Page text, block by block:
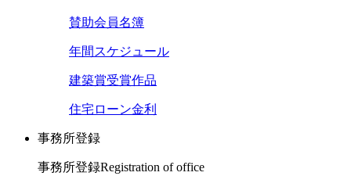
賛助会員名簿
年間スケジュール
建築賞受賞作品
住宅ローン金利
事務所登録
事務所登録Registration of office